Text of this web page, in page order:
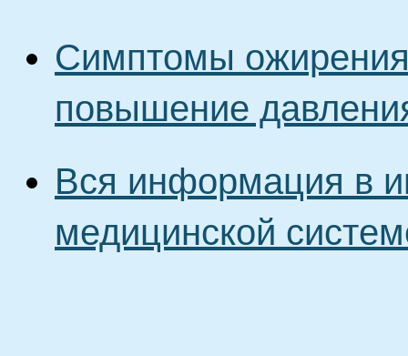
Симптомы
повышение
Вся информация в
медицинской